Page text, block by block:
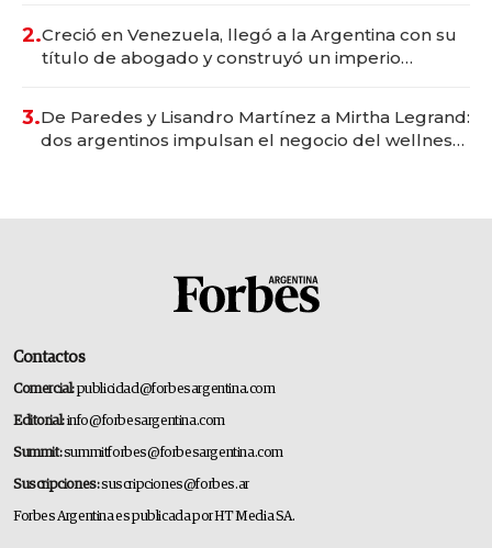
2.Creció en Venezuela, llegó a la Argentina con su
título de abogado y construyó un imperio
3.De Paredes y Lisandro Martínez a Mirtha Legrand:
dos argentinos impulsan el negocio del wellness
Contactos
Comercial:publicidad@forbesargentina.com
Editorial:info@forbesargentina.com
Summit:summitforbes@forbesargentina.com
Suscripciones:suscripciones@forbes.ar
Forbes Argentina es publicada por HT Media SA.